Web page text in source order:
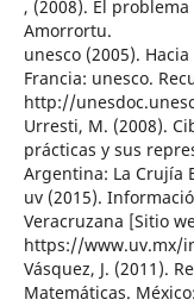
, (2008). El
Amorrortu.
unesco (2005).
Francia: unesco.
http://
Urresti, M. (2008).
prácticas y sus
Argentina: La Crujía
uv (2015).
Veracruzana [Sitio
https://www.uv.mx/
Vásquez, J. (2011).
Matemáticas.